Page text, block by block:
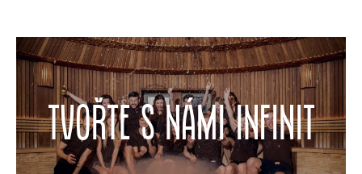
Tvořte s námi infinit